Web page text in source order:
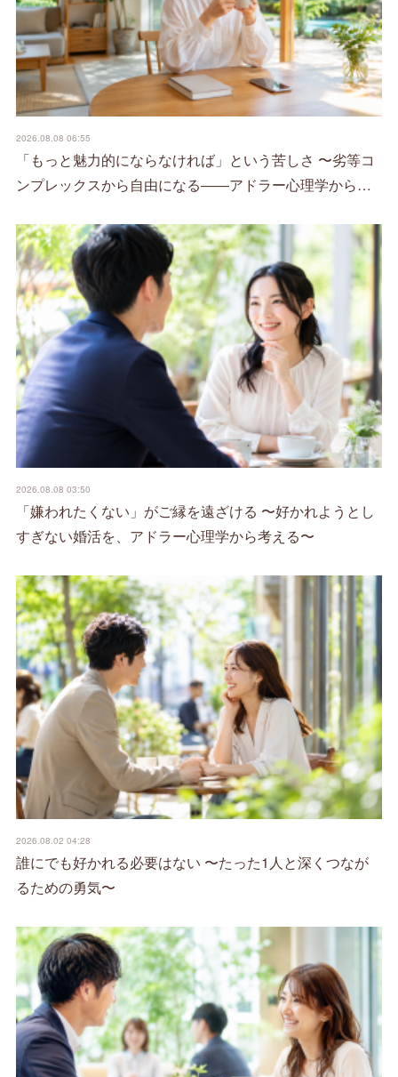
2026.08.08 06:55
「もっと魅力的にならなければ」という苦しさ 〜劣等コ
ンプレックスから自由になる――アドラー心理学から…
2026.08.08 03:50
「嫌われたくない」がご縁を遠ざける 〜好かれようとし
すぎない婚活を、アドラー心理学から考える〜
2026.08.02 04:28
誰にでも好かれる必要はない 〜たった1人と深くつなが
るための勇気〜